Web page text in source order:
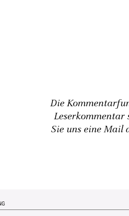
Die
Leserkommentar
Sie uns eine Mail